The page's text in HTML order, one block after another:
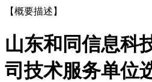
【概要描述】
山东和同信息科
司技术服务单位